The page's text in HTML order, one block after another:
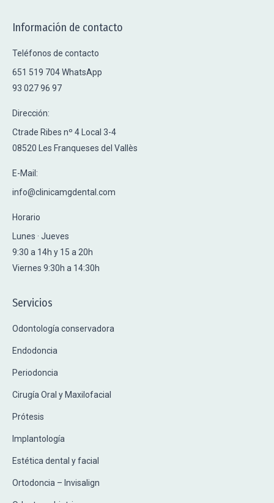
Información de contacto
Teléfonos de contacto
651 519 704 WhatsApp
93 027 96 97
Dirección:
Ctrade Ribes nº 4 Local 3-4
08520 Les Franqueses del Vallès
E-Mail:
info@clinicamgdental.com
Horario
Lunes · Jueves
9:30 a 14h y 15 a 20h
Viernes 9:30h a 14:30h
Servicios
Odontología conservadora
Endodoncia
Periodoncia
Cirugía Oral y Maxilofacial
Prótesis
Implantología
Estética dental y facial
Ortodoncia – Invisalign